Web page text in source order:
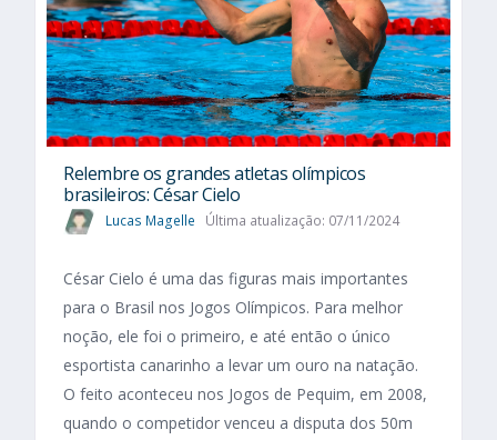
Relembre os grandes atletas olímpicos
brasileiros: César Cielo
Lucas Magelle Última atualização: 07/11/2024
César Cielo é uma das figuras mais importantes
para o Brasil nos Jogos Olímpicos. Para melhor
noção, ele foi o primeiro, e até então o único
esportista canarinho a levar um ouro na natação.
O feito aconteceu nos Jogos de Pequim, em 2008,
quando o competidor venceu a disputa dos 50m